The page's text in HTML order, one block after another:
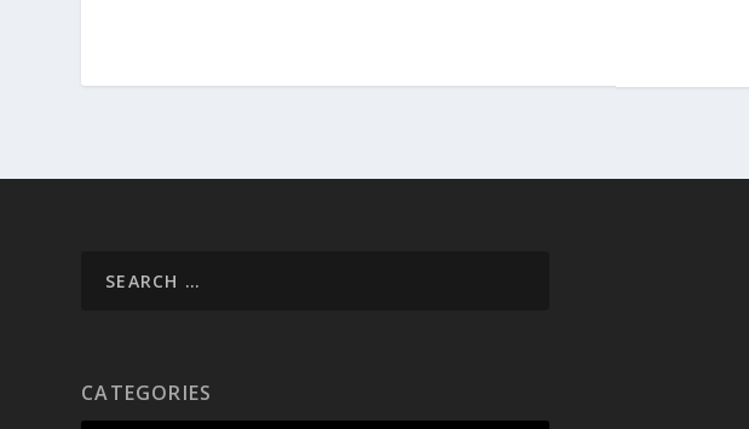
CATEGORIES